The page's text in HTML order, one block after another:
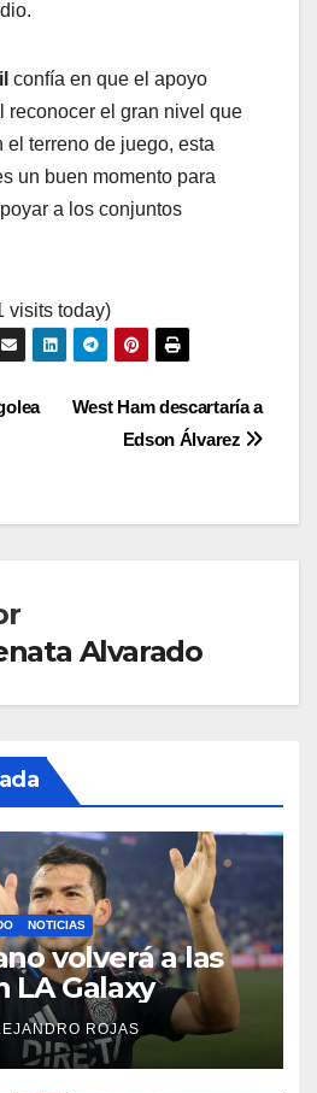
confía en que el apoyo
reconocer el gran nivel que
terreno de juego, esta
un buen momento para
a los conjuntos
visits today)
West Ham descartaría a
Edson Álvarez
Alvarado
NOTICIAS
volverá a las
LA Galaxy
ROJAS